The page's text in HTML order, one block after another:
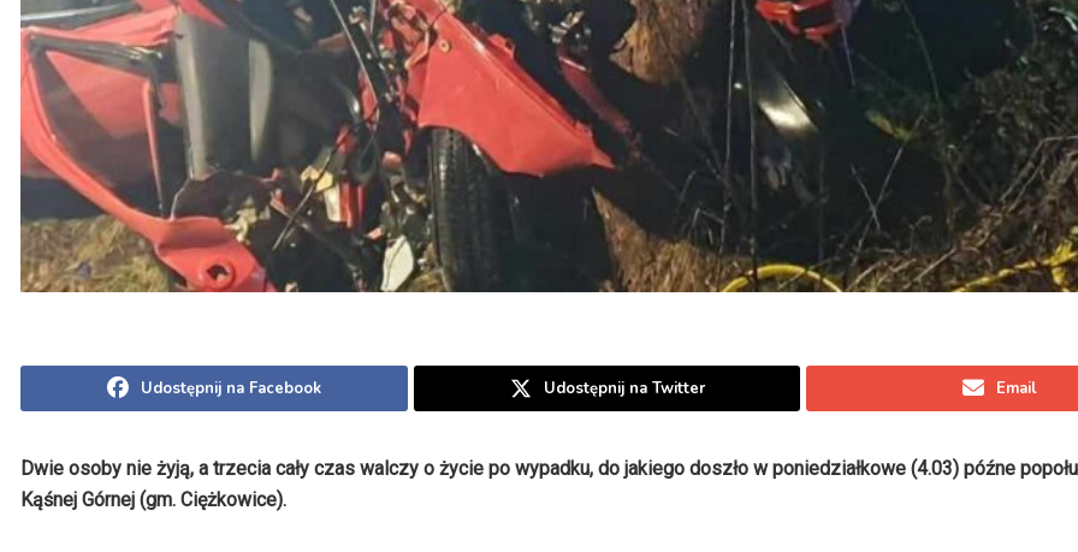
Udostępnij na Facebook Udostępnij na Twitter Email
Dwie osoby nie żyją, a trzecia cały czas walczy o życie po wypadku, do jakiego doszło w poniedziałkowe (4.03) późne
Kąśnej Górnej (gm. Ciężkowice).